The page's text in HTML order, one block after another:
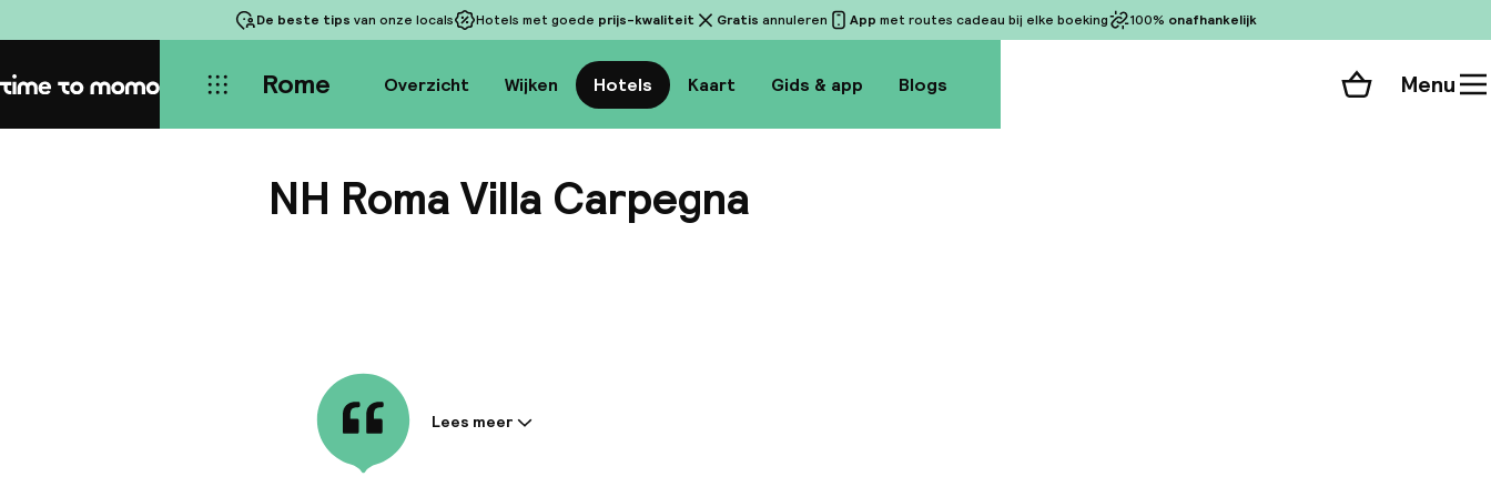
De beste tips van onze locals Hotels met goede prijs-kwaliteit Gratis annuleren App met routes cadeau bij elke boeking 100% onafhankelijk
Home Rome Overzicht Wijken Hotels Kaart Gids & app Blogs Winkelmand
Menu
NH Roma Villa Carpegna
Informatie gedeeld door de accommodatie:
Lees meer